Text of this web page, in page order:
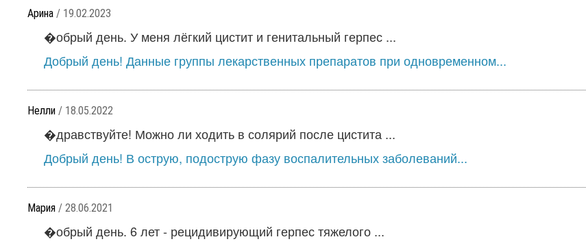
Арина / 19.02.2023
�обрый день. У меня лёгкий цистит и генитальный герпес ...
Добрый день! Данные группы лекарственных препаратов при одновременном...
Нелли / 18.05.2022
�дравствуйте! Можно ли ходить в солярий после цистита ...
Добрый день! В острую, подострую фазу воспалительных заболеваний...
Мария / 28.06.2021
�обрый день. 6 лет - рецидивирующий герпес тяжелого ...